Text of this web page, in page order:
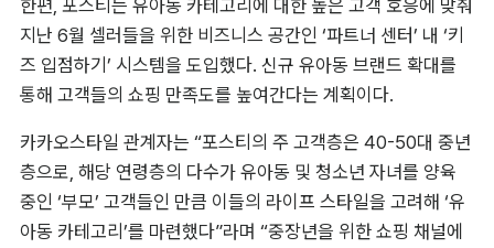
한편, 포스티는 유아동 카테고리에 대한 높은 고객 호응에 맞춰
지난 6월 셀러들을 위한 비즈니스 공간인 ‘파트너 센터’ 내 ‘키
즈 입점하기’ 시스템을 도입했다. 신규 유아동 브랜드 확대를
통해 고객들의 쇼핑 만족도를 높여간다는 계획이다.
카카오스타일 관계자는 “포스티의 주 고객층은 40-50대 중년
층으로, 해당 연령층의 다수가 유아동 및 청소년 자녀를 양육
중인 ‘부모’ 고객들인 만큼 이들의 라이프 스타일을 고려해 ‘유
아동 카테고리’를 마련했다”라며 “중장년을 위한 쇼핑 채널에